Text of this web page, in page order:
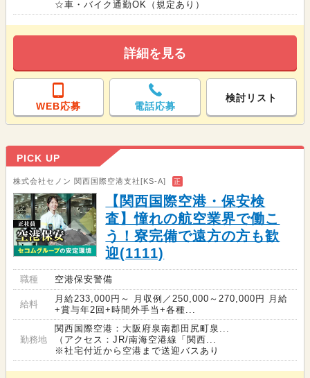
☆車・バイク通勤OK（規定あり）
詳細を見る
WEB応募 電話応募
検討リスト
PICK UP
株式会社セノン 関西国際空港支社[KS-A] 正
【関西国際空港・保安検
査】憧れの航空業界で働こ
う！寮完備で遠方の方も歓
迎(1111)
職種 空港保安警備
給料
月給233,000円～ 月収例／250,000～270,000円 月給
+賞与年2回+時間外手当+各種...
勤務地
関西国際空港：大阪府泉南郡田尻町泉...
（アクセス：JR/南海空港線「関西...
※社宅付近から空港まで送迎バスあり